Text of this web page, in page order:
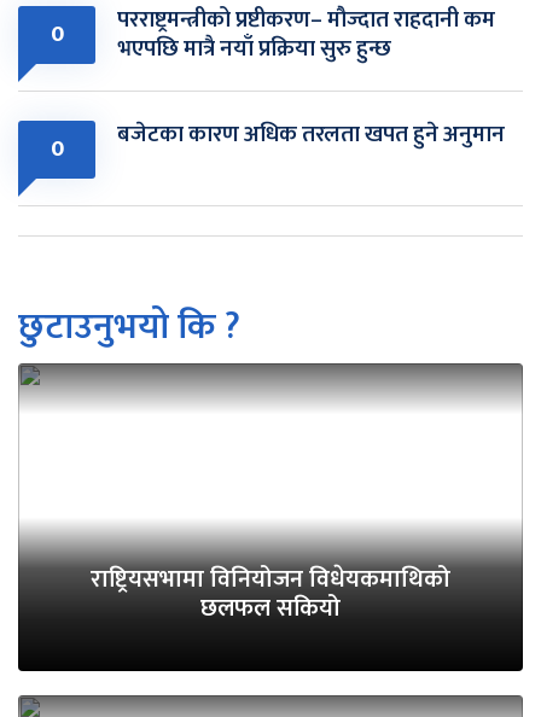
0 परराष्ट्रमन्त्रीको प्रष्टीकरण– मौज्दात राहदानी कम
भएपछि मात्रै नयाँ प्रक्रिया सुरु हुन्छ
0 बजेटका कारण अधिक तरलता खपत हुने अनुमान
छुटाउनुभयो कि ?
राष्ट्रियसभामा विनियोजन विधेयकमाथिको
छलफल सकियो